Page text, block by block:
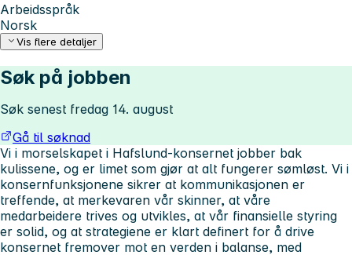
Arbeidsspråk
Norsk
Vis flere detaljer
Søk på jobben
Søk senest fredag 14. august
Gå til søknad
Vi i morselskapet i Hafslund-konsernet jobber bak
kulissene, og er limet som gjør at alt fungerer sømløst. Vi i
konsernfunksjonene sikrer at kommunikasjonen er
treffende, at merkevaren vår skinner, at våre
medarbeidere trives og utvikles, at vår finansielle styring
er solid, og at strategiene er klart definert for å drive
konsernet fremover mot en verden i balanse, med